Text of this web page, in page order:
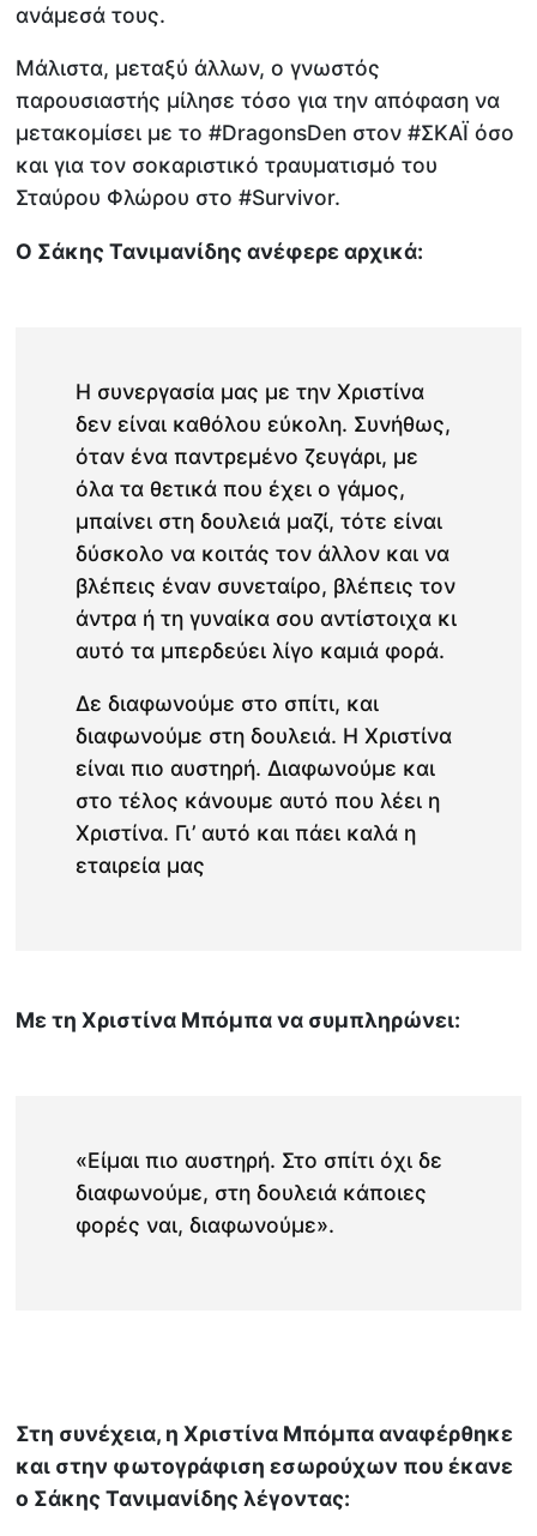
ανάμεσά τους.
Μάλιστα, μεταξύ άλλων, ο γνωστός
παρουσιαστής μίλησε τόσο για την απόφαση να
μετακομίσει με το #DragonsDen στον #ΣΚΑΪ όσο
και για τον σοκαριστικό τραυματισμό του
Σταύρου Φλώρου στο #Survivor.
Ο Σάκης Τανιμανίδης ανέφερε αρχικά:
Η συνεργασία μας με την Χριστίνα
δεν είναι καθόλου εύκολη. Συνήθως,
όταν ένα παντρεμένο ζευγάρι, με
όλα τα θετικά που έχει ο γάμος,
μπαίνει στη δουλειά μαζί, τότε είναι
δύσκολο να κοιτάς τον άλλον και να
βλέπεις έναν συνεταίρο, βλέπεις τον
άντρα ή τη γυναίκα σου αντίστοιχα κι
αυτό τα μπερδεύει λίγο καμιά φορά.
Δε διαφωνούμε στο σπίτι, και
διαφωνούμε στη δουλειά. Η Χριστίνα
είναι πιο αυστηρή. Διαφωνούμε και
στο τέλος κάνουμε αυτό που λέει η
Χριστίνα. Γι’ αυτό και πάει καλά η
εταιρεία μας
Με τη Χριστίνα Μπόμπα να συμπληρώνει:
«Είμαι πιο αυστηρή. Στο σπίτι όχι δε
διαφωνούμε, στη δουλειά κάποιες
φορές ναι, διαφωνούμε».
Στη συνέχεια, η Χριστίνα Μπόμπα αναφέρθηκε
και στην φωτογράφιση εσωρούχων που έκανε
ο Σάκης Τανιμανίδης λέγοντας: